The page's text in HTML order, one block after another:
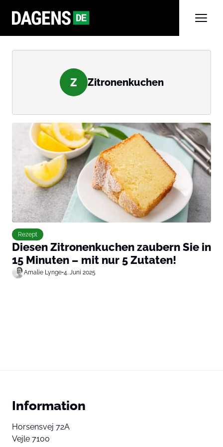
Z Zitronenkuchen
Rezept
Diesen Zitronenkuchen zaubern Sie in
15 Minuten – mit nur 5 Zutaten!
Amalie Lynge•4. Juni 2025
Information
Horsensvej 72A
Vejle 7100